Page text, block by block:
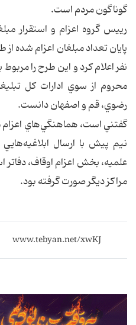
گوناگون مردم است.
رييس گروه اعزام و استقرار
پايان تعداد مبلغان اعزام شده
نفر اعلام كرد و اين طرح را
محروم از سوي ادارات كل
رضوي،‌ قم و اصفهان دانست.
گفتني است،‌ هماهنگي‌هاي اعزام
نيم پيش با ارسال
علميه، بخش اعزام اوقاف، دفاتر
مراكز ديگر صورت گرفته بود.